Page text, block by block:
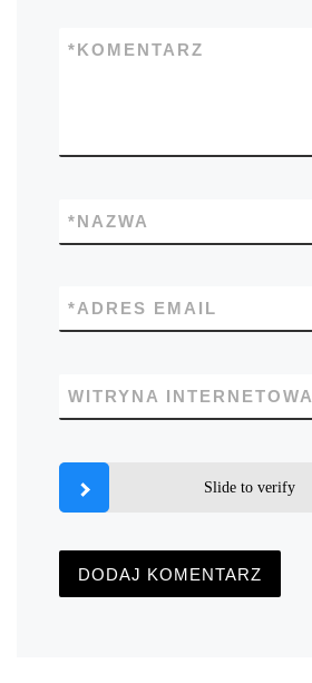
KOMENTARZ
*
NAZWA
*
ADRES EMAIL
*
WITRYNA INTERNETOWA
Slide to verify